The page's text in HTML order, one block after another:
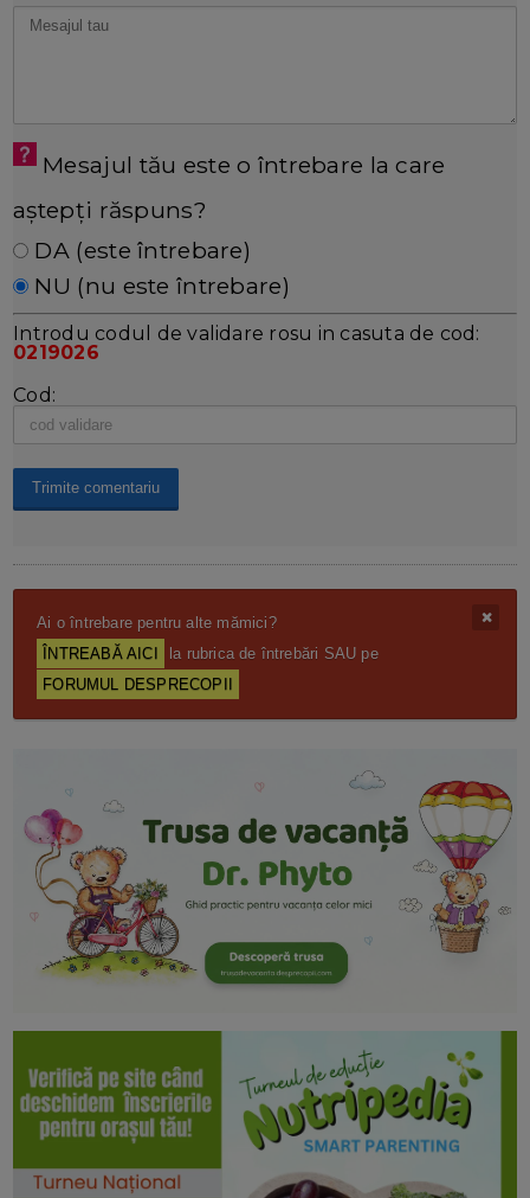
Mesajul tău este o întrebare la care
aștepți răspuns?
DA (este întrebare)
NU (nu este întrebare)
Introdu codul de validare rosu in casuta de cod:
0219026
Cod:
Ai o întrebare pentru alte mămici?
ÎNTREABĂ AICI
la rubrica de întrebări SAU pe
FORUMUL DESPRECOPII